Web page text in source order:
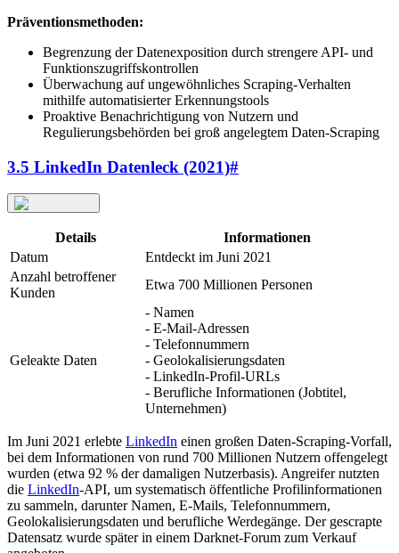
Präventionsmethoden:
Begrenzung der Datenexposition durch strengere API- und
Funktionszugriffskontrollen
Überwachung auf ungewöhnliches Scraping-Verhalten
mithilfe automatisierter Erkennungstools
Proaktive Benachrichtigung von Nutzern und
Regulierungsbehörden bei groß angelegtem Daten-Scraping
3.5 LinkedIn Datenleck (2021)#
Details
Informationen
Datum
Entdeckt im Juni 2021
Anzahl betroffener
Kunden
Etwa 700 Millionen Personen
Geleakte Daten
- Namen
- E-Mail-Adressen
- Telefonnummern
- Geolokalisierungsdaten
- LinkedIn-Profil-URLs
- Berufliche Informationen (Jobtitel,
Unternehmen)
Im Juni 2021 erlebte LinkedIn einen großen Daten-Scraping-Vorfall,
bei dem Informationen von rund 700 Millionen Nutzern offengelegt
wurden (etwa 92 % der damaligen Nutzerbasis). Angreifer nutzten
die LinkedIn-API, um systematisch öffentliche Profilinformationen
zu sammeln, darunter Namen, E-Mails, Telefonnummern,
Geolokalisierungsdaten und berufliche Werdegänge. Der gescrapte
Datensatz wurde später in einem Darknet-Forum zum Verkauf